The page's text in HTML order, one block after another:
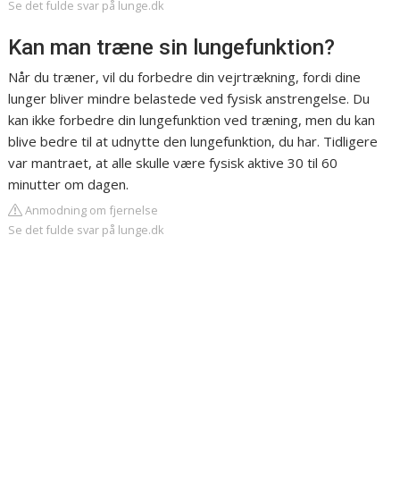
Se det fulde svar på lunge.dk
Kan man træne sin lungefunktion?
Når du træner, vil du forbedre din vejrtrækning, fordi dine
lunger bliver mindre belastede ved fysisk anstrengelse. Du
kan ikke forbedre din lungefunktion ved træning, men du kan
blive bedre til at udnytte den lungefunktion, du har. Tidligere
var mantraet, at alle skulle være fysisk aktive 30 til 60
minutter om dagen.
Anmodning om fjernelse
Se det fulde svar på lunge.dk